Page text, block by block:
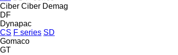
Ciber Ciber Demag
DF
Dynapac
CS F series SD
Gomaco
GT